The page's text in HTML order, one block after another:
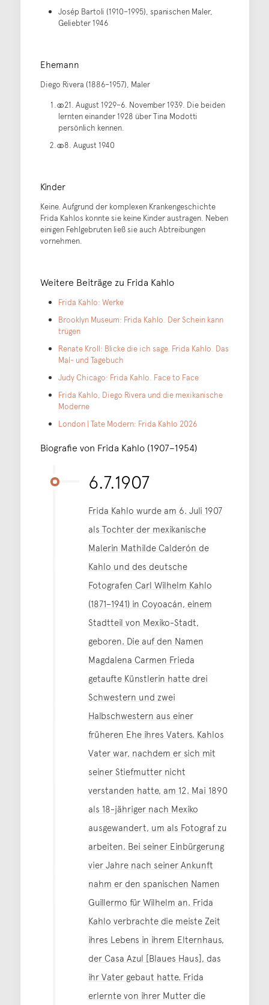
Josép Bartoli (1910–1995), spanischen Maler,
Geliebter 1946
Ehemann
Diego Rivera (1886–1957), Maler
⚭ 21. August 1929–6. November 1939. Die beiden
lernten einander 1928 über Tina Modotti
persönlich kennen.
⚭ 8. August 1940
Kinder
Keine. Aufgrund der komplexen Krankengeschichte
Frida Kahlos konnte sie keine Kinder austragen. Neben
einigen Fehlgebruten ließ sie auch Abtreibungen
vornehmen.
Weitere Beiträge zu Frida Kahlo
Frida Kahlo: Werke
Brooklyn Museum: Frida Kahlo. Der Schein kann
trügen
Renate Kroll: Blicke die ich sage. Frida Kahlo. Das
Mal- und Tagebuch
Judy Chicago: Frida Kahlo. Face to Face
Frida Kahlo, Diego Rivera und die mexikanische
Moderne
London | Tate Modern: Frida Kahlo 2026
Biografie von Frida Kahlo (1907–1954)
6.7.1907
Frida Kahlo wurde am 6. Juli 1907
als Tochter der mexikanische
Malerin Mathilde Calderón de
Kahlo und des deutsche
Fotografen Carl Wilhelm Kahlo
(1871–1941) in Coyoacán, einem
Stadtteil von Mexiko-Stadt,
geboren. Die auf den Namen
Magdalena Carmen Frieda
getaufte Künstlerin hatte drei
Schwestern und zwei
Halbschwestern aus einer
früheren Ehe ihres Vaters. Kahlos
Vater war, nachdem er sich mit
seiner Stiefmutter nicht
verstanden hatte, am 12. Mai 1890
als 18-jähriger nach Mexiko
ausgewandert, um als Fotograf zu
arbeiten. Bei seiner Einbürgerung
vier Jahre nach seiner Ankunft
nahm er den spanischen Namen
Guillermo für Wilhelm an. Frida
Kahlo verbrachte die meiste Zeit
ihres Lebens in ihrem Elternhaus,
der Casa Azul [Blaues Haus], das
ihr Vater gebaut hatte. Frida
erlernte von ihrer Mutter die